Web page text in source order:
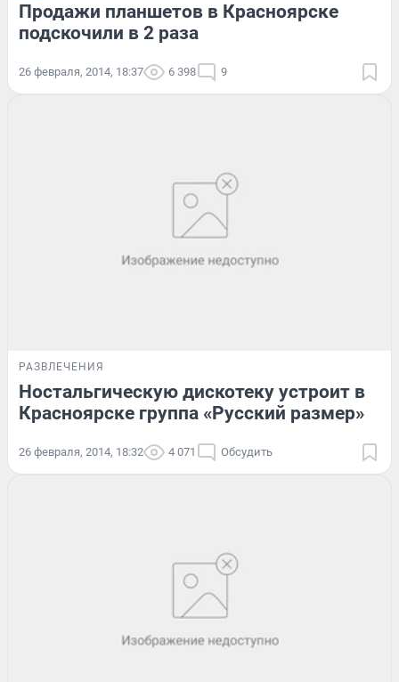
Продажи планшетов в Красноярске
подскочили в 2 раза
26 февраля, 2014, 18:37 6 398 9
РАЗВЛЕЧЕНИЯ
Ностальгическую дискотеку устроит в
Красноярске группа «Русский размер»
26 февраля, 2014, 18:32 4 071 Обсудить